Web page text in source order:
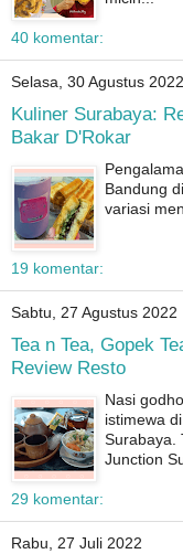
40 komentar:
Selasa, 30 Agustus 2022
Kuliner Surabaya:
Bakar D'Rokar
Bandung
variasi
19 komentar:
Sabtu, 27 Agustus 2022
Tea n Tea, Gopek
Review Resto
Nasi
istimewa
Surabaya.
Junction
29 komentar:
Rabu, 27 Juli 2022